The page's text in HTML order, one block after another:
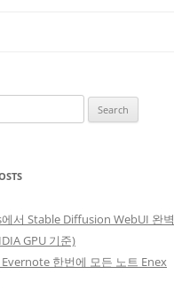
서 Stable Diffusion WebUI 완벽
GPU 기준)
한번에 모든 노트 Enex